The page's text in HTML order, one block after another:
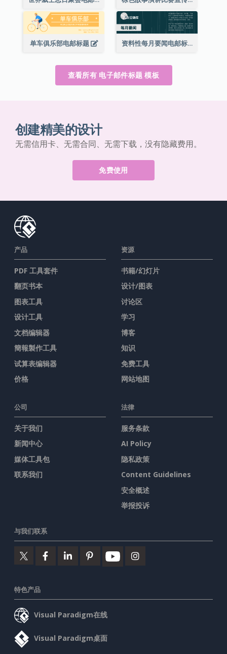
单车俱乐部电邮标题 资料性每月要闻电邮标题
查看所有 电子邮件标题 模板
创建精美的设计
无需信用卡、无需合同、无需下载，没有隐藏费用。
免费使用
产品
PDF 工具套件
翻页书本
图表工具
设计工具
文档编辑器
簡報製作工具
试算表编辑器
价格
资源
书籍/幻灯片
设计/图表
讨论区
学习
博客
知识
免费工具
网站地图
公司
关于我们
新闻中心
媒体工具包
联系我们
法律
服务条款
AI Policy
隐私政策
Content Guidelines
安全概述
举报投诉
与我们联系
特色产品
Visual Paradigm在线
Visual Paradigm桌面